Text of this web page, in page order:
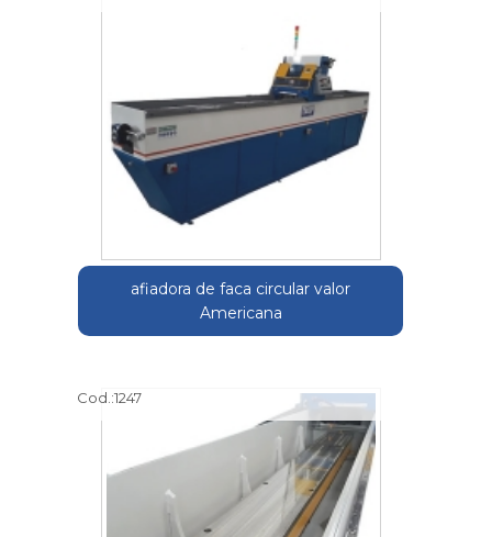
afiadora de faca circular valor
Americana
Cod.:1247